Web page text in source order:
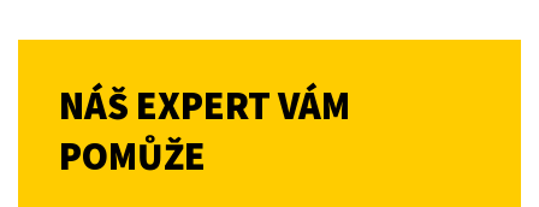
NÁŠ EXPERT VÁM
POMŮŽE